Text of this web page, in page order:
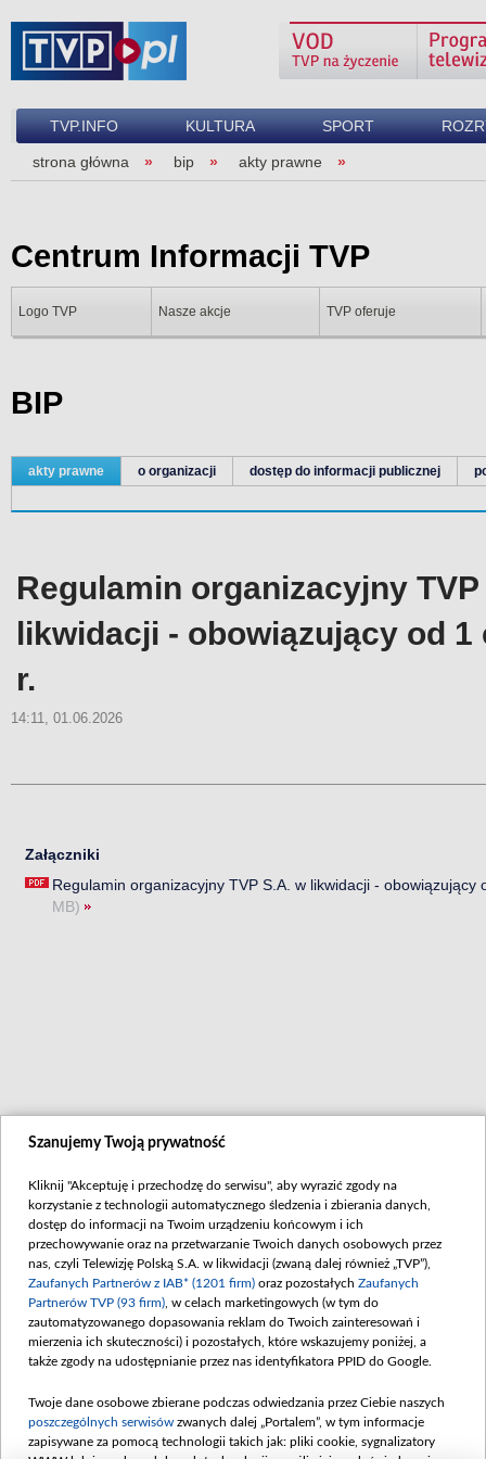
TVP.INFO KULTURA SPORT
strona główna bip akty prawne
Centrum Informacji TVP
Logo TVP Nasze akcje TVP oferuje
BIP
akty prawne o organizacji dostęp do informacji publicznej
Regulamin organizacyjny TVP
likwidacji - obowiązujący od 1
r.
14:11, 01.06.2026
Załączniki
Regulamin organizacyjny TVP S.A. w likwidacji - obowiązujący
MB)
zobacz także
Abonament TVP
Rada Programowa
Przetargi
Zgłoś nadużycie w sieci
Centrum Informacji TVP
Akademia Telewizyjna
Program dla prasy
Emisja w TVP
Reklama w tvp.pl
Oferta handlowa
Biuro
Kariera w
Szanujemy Twoją prywatność
Kliknij "Akceptuję i przechodzę do serwisu", aby wyrazić zgody na
korzystanie z technologii automatycznego śledzenia i zbierania danych,
dostęp do informacji na Twoim urządzeniu końcowym i ich
przechowywanie oraz na przetwarzanie Twoich danych osobowych przez
nas, czyli Telewizję Polską S.A. w likwidacji (zwaną dalej również „TVP”),
Zaufanych Partnerów z IAB* (1201 firm) oraz pozostałych Zaufanych
Partnerów TVP (93 firm) , w celach marketingowych (w tym do
zautomatyzowanego dopasowania reklam do Twoich zainteresowań i
mierzenia ich skuteczności) i pozostałych, które wskazujemy poniżej, a
także zgody na udostępnianie przez nas identyfikatora PPID do Google.
Twoje dane osobowe zbierane podczas odwiedzania przez Ciebie naszych
poszczególnych serwisów zwanych dalej „Portalem”, w tym informacje
zapisywane za pomocą technologii takich jak: pliki cookie, sygnalizatory